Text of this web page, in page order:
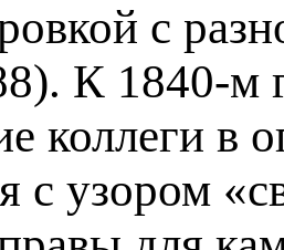
с
К 1840-м
коллеги в
с узором